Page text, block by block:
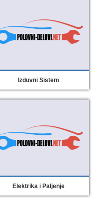
Izduvni Sistem
Elektrika i Paljenje